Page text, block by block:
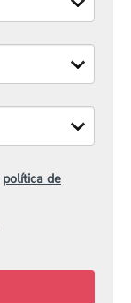
política de